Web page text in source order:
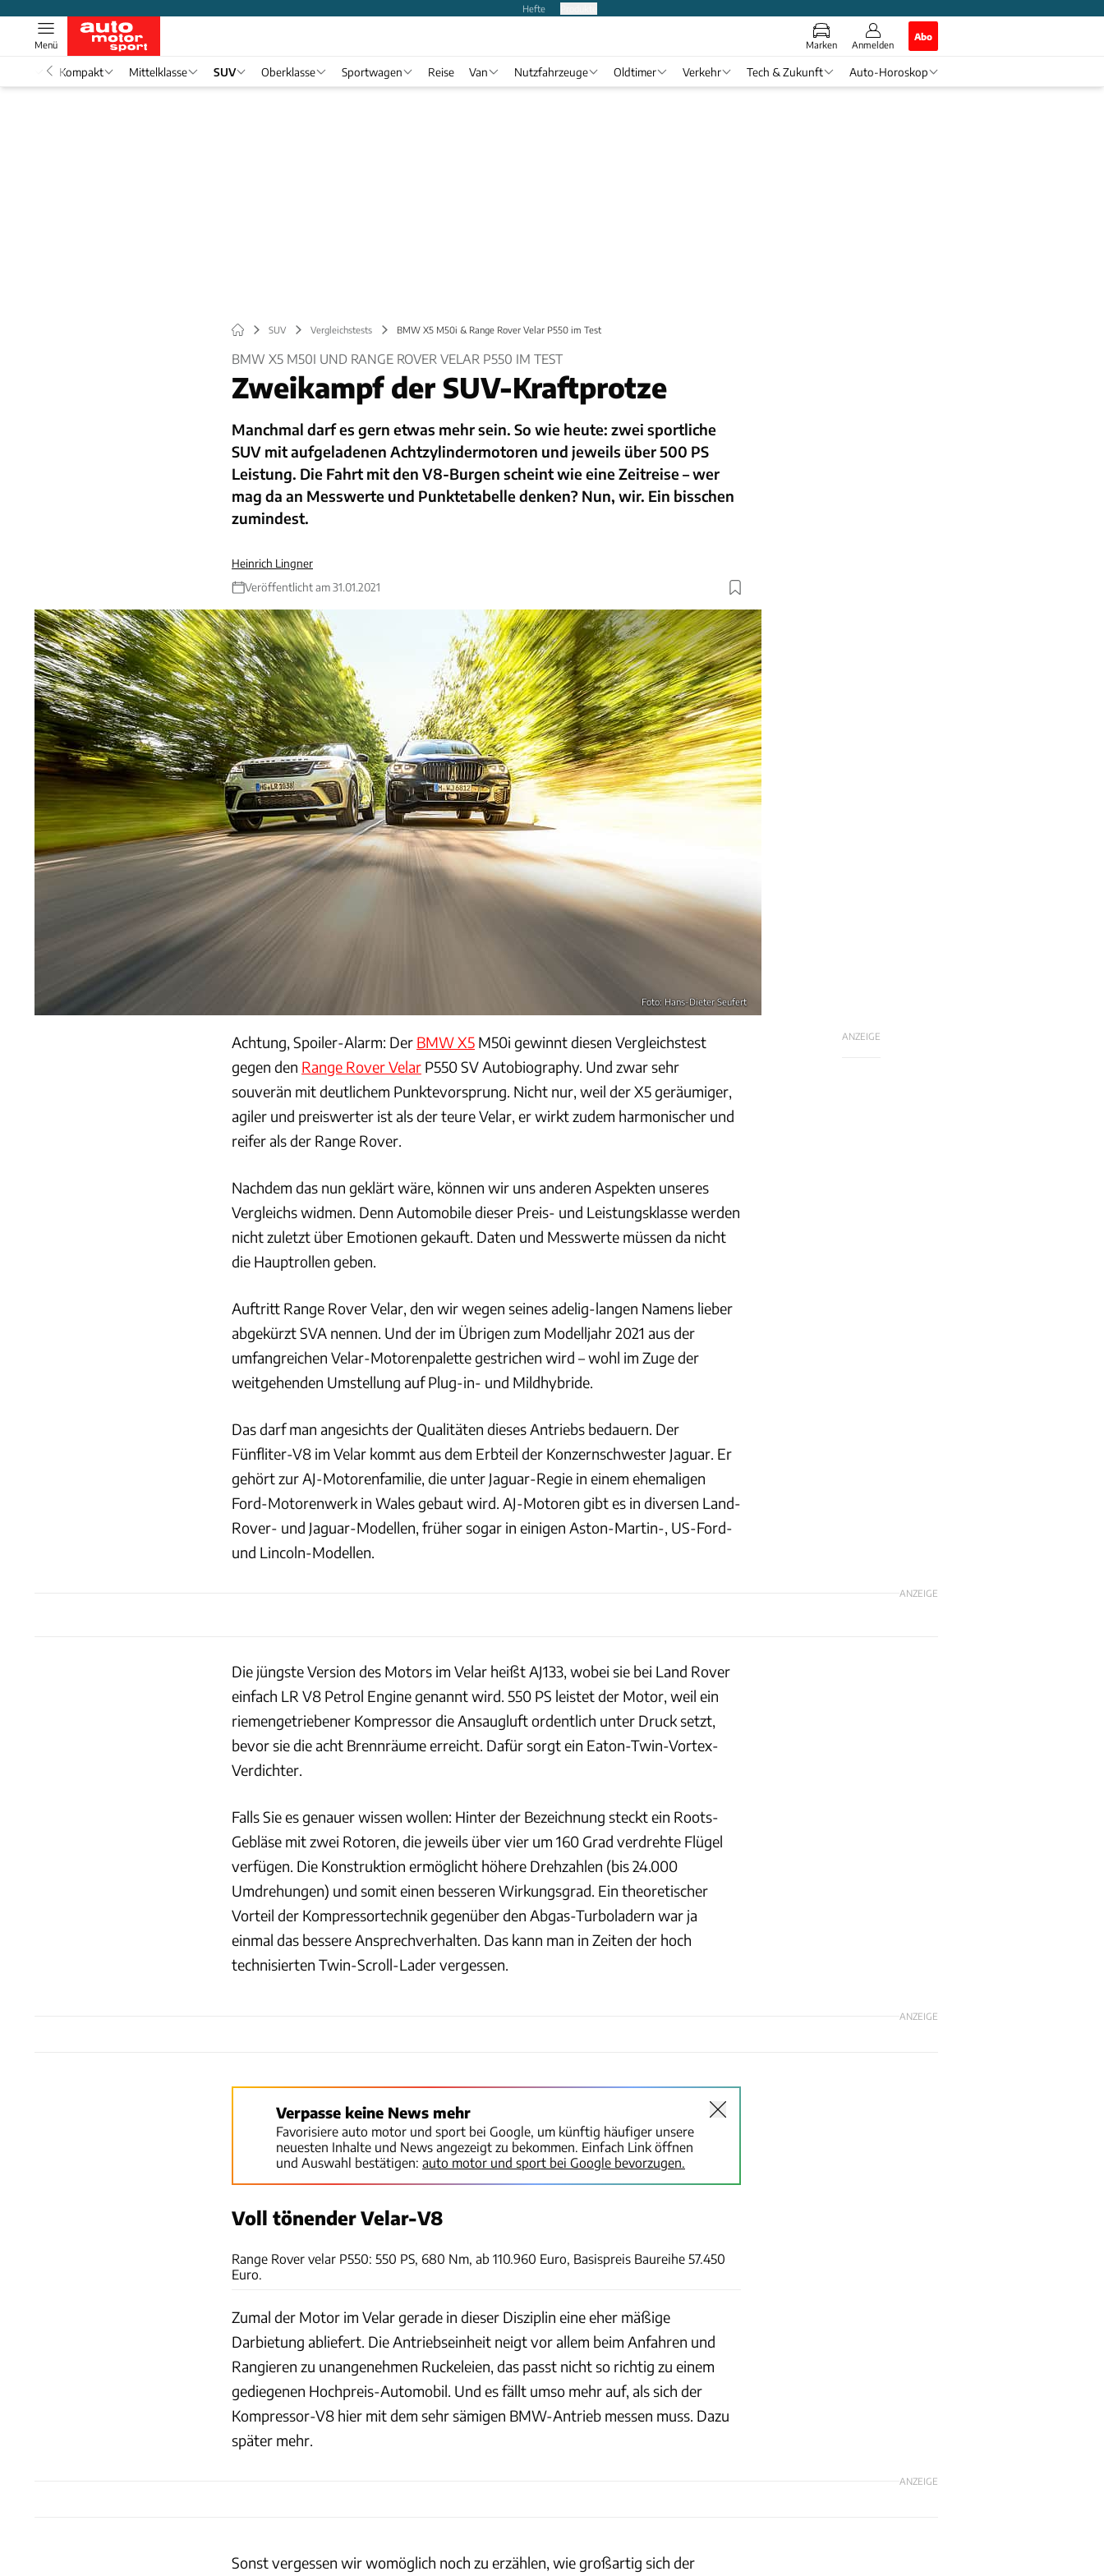
Hefte
Marken Anmelden
Abo
Menü
Kompakt Mittelklasse SUV Oberklasse Sportwagen Reise Van Nutzfahrzeuge Oldtimer Verkehr Tech & Zukunft Auto-Horoskop
SUV Vergleichstests BMW X5 M50i & Range Rover Velar P550 im Test
BMW X5 M50I UND RANGE ROVER VELAR P550 IM TEST
Zweikampf der SUV-Kraftprotze
Manchmal darf es gern etwas mehr sein. So wie heute: zwei sportliche
SUV mit aufgeladenen Achtzylindermotoren und jeweils über 500 PS
Leistung. Die Fahrt mit den V8-Burgen scheint wie eine Zeitreise – wer
mag da an Messwerte und Punktetabelle denken? Nun, wir. Ein bisschen
zumindest.
Heinrich Lingner
Veröffentlicht am 31.01.2021
Foto: Hans-Dieter Seufert
ANZEIGE
Achtung, Spoiler-Alarm: Der BMW X5 M50i gewinnt diesen Vergleichstest
gegen den Range Rover Velar P550 SV Autobiography. Und zwar sehr
souverän mit deutlichem Punktevorsprung. Nicht nur, weil der X5 geräumiger,
agiler und preiswerter ist als der teure Velar, er wirkt zudem harmonischer und
reifer als der Range Rover.
Nachdem das nun geklärt wäre, können wir uns anderen Aspekten unseres
Vergleichs widmen. Denn Automobile dieser Preis- und Leistungsklasse werden
nicht zuletzt über Emotionen gekauft. Daten und Messwerte müssen da nicht
die Hauptrollen geben.
Auftritt Range Rover Velar, den wir wegen seines adelig-langen Namens lieber
abgekürzt SVA nennen. Und der im Übrigen zum Modelljahr 2021 aus der
umfangreichen Velar-Motorenpalette gestrichen wird – wohl im Zuge der
weitgehenden Umstellung auf Plug-in- und Mildhybride.
Das darf man angesichts der Qualitäten dieses Antriebs bedauern. Der
Fünfliter-V8 im Velar kommt aus dem Erbteil der Konzernschwester Jaguar. Er
gehört zur AJ-Motorenfamilie, die unter Jaguar-Regie in einem ehemaligen
Ford-Motorenwerk in Wales gebaut wird. AJ-Motoren gibt es in diversen Land-
Rover- und Jaguar-Modellen, früher sogar in einigen Aston-Martin-, US-Ford-
und Lincoln-Modellen.
ANZEIGE
Die jüngste Version des Motors im Velar heißt AJ133, wobei sie bei Land Rover
einfach LR V8 Petrol Engine genannt wird. 550 PS leistet der Motor, weil ein
riemengetriebener Kompressor die Ansaugluft ordentlich unter Druck setzt,
bevor sie die acht Brennräume erreicht. Dafür sorgt ein Eaton-Twin-Vortex-
Verdichter.
Falls Sie es genauer wissen wollen: Hinter der Bezeichnung steckt ein Roots-
Gebläse mit zwei Rotoren, die jeweils über vier um 160 Grad verdrehte Flügel
verfügen. Die Konstruktion ermöglicht höhere Drehzahlen (bis 24.000
Umdrehungen) und somit einen besseren Wirkungsgrad. Ein theoretischer
Vorteil der Kompressortechnik gegenüber den Abgas-Turboladern war ja
einmal das bessere Ansprechverhalten. Das kann man in Zeiten der hoch
technisierten Twin-Scroll-Lader vergessen.
ANZEIGE
Verpasse keine News mehr
Favorisiere auto motor und sport bei Google, um künftig häufiger unsere
neuesten Inhalte und News angezeigt zu bekommen. Einfach Link öffnen
und Auswahl bestätigen: auto motor und sport bei Google bevorzugen.
Voll tönender Velar-V8
Range Rover velar P550: 550 PS, 680 Nm, ab 110.960 Euro, Basispreis Baureihe 57.450
Euro.
Zumal der Motor im Velar gerade in dieser Disziplin eine eher mäßige
Darbietung abliefert. Die Antriebseinheit neigt vor allem beim Anfahren und
Rangieren zu unangenehmen Ruckeleien, das passt nicht so richtig zu einem
gediegenen Hochpreis-Automobil. Und es fällt umso mehr auf, als sich der
Kompressor-V8 hier mit dem sehr sämigen BMW-Antrieb messen muss. Dazu
später mehr.
ANZEIGE
Sonst vergessen wir womöglich noch zu erzählen, wie großartig sich der